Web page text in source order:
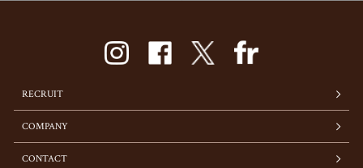
RECRUIT
COMPANY
CONTACT